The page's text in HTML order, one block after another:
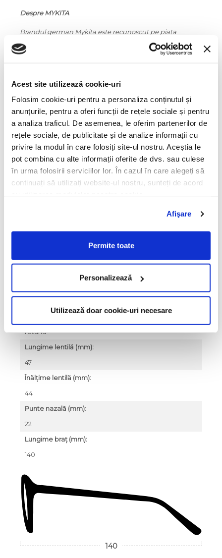
Acest site utilizează cookie-uri
Folosim cookie-uri pentru a personaliza conținutul și
anunțurile, pentru a oferi funcții de rețele sociale și pentru
a analiza traficul. De asemenea, le oferim partenerilor de
rețele sociale, de publicitate și de analize informații cu
privire la modul în care folosiți site-ul nostru. Aceștia le
pot combina cu alte informații oferite de dvs. sau culese
în urma folosirii serviciilor lor. În cazul în care alegeți să
continuați să utilizați website-ul nostru, sunteți de acord
Afişare
Permite toate
Personalizează
Utilizează doar cookie-uri necesare
Despre MYKITA
Brandul german Mykita este recunoscut pe piața
mondială a ochelarilor premium grație armoniei dintre
designul avantgardist, inovația tehnologică și precizia
succesului companiei, care aduce laolaltă competente
din toate domeniile sub un singur acoperiș: Mykita Haus.
Brandul prosperă datorită rețelei sale independente care
include cercetare și transfer de tehnologie.
Informatii conformitate produs
Caracteristici
rotund
Lungime lentilă (mm):
47
Înălțime lentilă (mm):
44
Punte nazală (mm):
22
Lungime braț (mm):
140
140